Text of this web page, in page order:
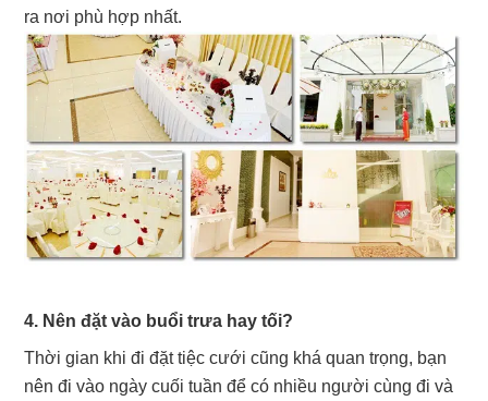
ra nơi phù hợp nhất.
4. Nên đặt vào buổi trưa hay tối?
Thời gian khi đi đặt tiệc cưới cũng khá quan trọng, bạn
nên đi vào ngày cuối tuần để có nhiều người cùng đi và